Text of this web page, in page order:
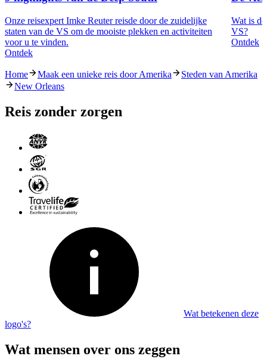
Onze reisexpert Imke Reuter reisde door de zuidelijke
staten van de VS om de mooiste plekken en activiteiten
voor u te vinden.
Ontdek
Wat is
VS?
Ontdek
Home Maak een unieke reis door Amerika
Steden van Amerika
New Orleans
Reis zonder zorgen
Wat betekenen deze
logo's?
Wat mensen over ons zeggen